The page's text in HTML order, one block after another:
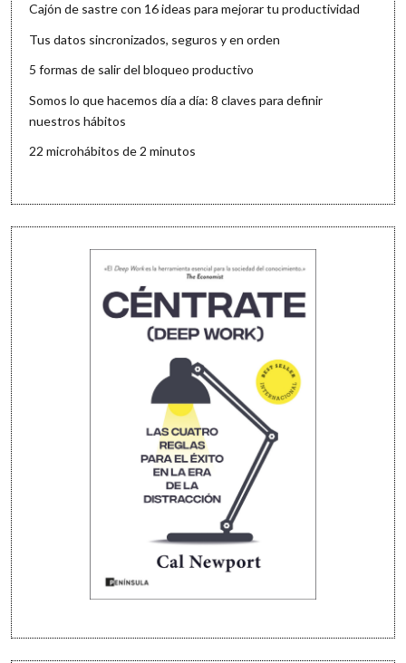
Cajón de sastre con 16 ideas para mejorar tu productividad
Tus datos sincronizados, seguros y en orden
5 formas de salir del bloqueo productivo
Somos lo que hacemos día a día: 8 claves para definir
nuestros hábitos
22 microhábitos de 2 minutos